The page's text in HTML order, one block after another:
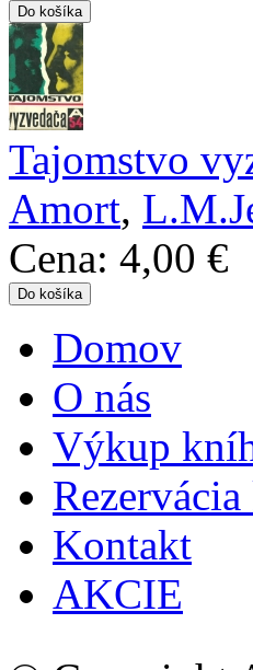
Tajomstvo
Amort,
Cena: 4,00 €
Hlavné menu
Domov
O nás
Výkup
Kontakt
AKCIE